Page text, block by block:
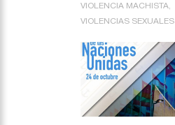
VIOLENCIA MACHISTA
VIOLENCIAS SEXUALES